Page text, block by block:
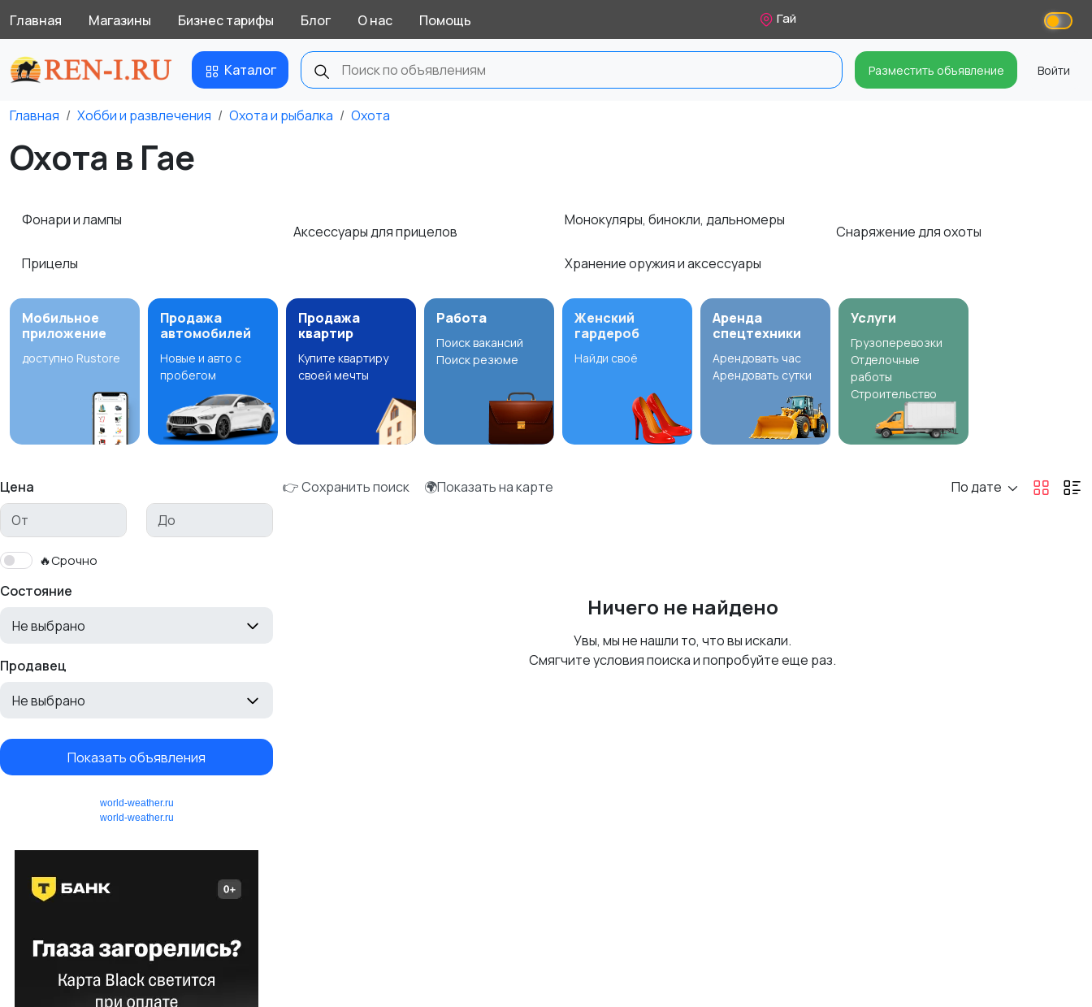
Главная Магазины Бизнес тарифы Блог О нас Помощь Гай
Каталог Разместить объявление Войти
Главная Хобби и развлечения Охота и рыбалка Охота
Охота в Гае
Фонари и лампы
Прицелы
Аксессуары для прицелов
Монокуляры, бинокли, дальномеры
Хранение оружия и аксессуары
Снаряжение для охоты
Мобильное
приложение
доступно Rustore
Продажа
автомобилей
Новые и авто с
пробегом
Продажа
квартир
Купите квартиру
своей мечты
Работа
Поиск вакансий
Поиск резюме
Женский
гардероб
Найди своё
Аренда
спецтехники
Арендовать час
Арендовать сутки
Услуги
Грузоперевозки
Отделочные
работы
Строительство
Цена
🔥Срочно
Состояние
Не выбрано
Продавец
Не выбрано
Показать объявления
world-weather.ru
world-weather.ru
👉 Сохранить поиск 🌍Показать на карте По дате
Ничего не найдено
Увы, мы не нашли то, что вы искали.
Смягчите условия поиска и попробуйте еще раз.